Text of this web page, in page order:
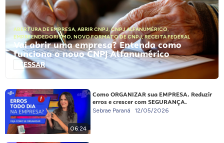
ABERTURA DE EMPRESA, ABRIR CNPJ,CNPJ ALFANUMÉRICO,
EMPREENDEDORISMO, NOVO FORMATO DE CNPJ,RECEITA FEDERAL
Vai abrir uma empresa? Entenda como
funciona o novo CNPJ Alfanumérico
ACESSAR
06:24
Como ORGANIZAR sua EMPRESA. Reduzir
erros e crescer com SEGURANÇA.
Sebrae Paraná 12/05/2026